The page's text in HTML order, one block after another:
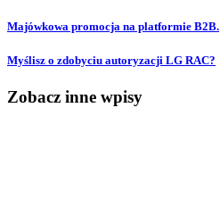
Majówkowa promocja na platformie B2B.
Myślisz o zdobyciu autoryzacji LG RAC?
Zobacz inne wpisy